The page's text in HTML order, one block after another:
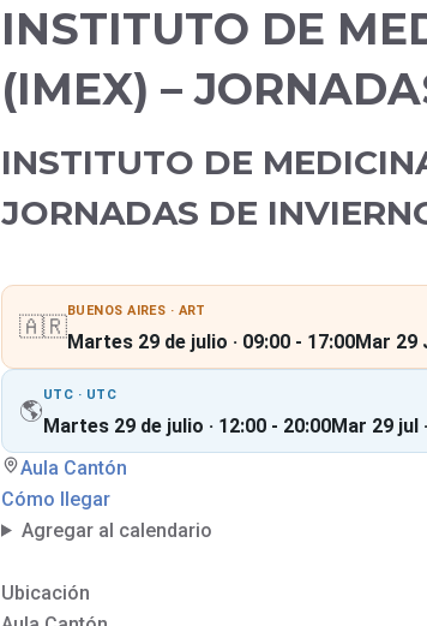
INSTITUTO DE
(IMEX) –
INSTITUTO DE
JORNADAS DE
🇦🇷
BUENOS AIRES · ART
Martes 29 de julio · 09:00 - 17:00Mar 29
🌎
UTC · UTC
Martes 29 de julio · 12:00 - 20:00Mar 29 jul
Aula Cantón
Cómo llegar
Agregar al calendario
Ubicación